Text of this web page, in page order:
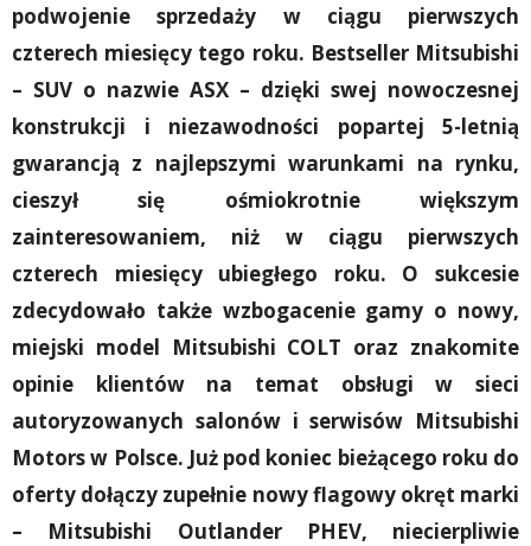
podwojenie sprzedaży w ciągu pierwszych
czterech miesięcy tego roku. Bestseller Mitsubishi
– SUV o nazwie ASX – dzięki swej nowoczesnej
konstrukcji i niezawodności popartej 5-letnią
gwarancją z najlepszymi warunkami na rynku,
cieszył się ośmiokrotnie większym
zainteresowaniem, niż w ciągu pierwszych
czterech miesięcy ubiegłego roku. O sukcesie
zdecydowało także wzbogacenie gamy o nowy,
miejski model Mitsubishi COLT oraz znakomite
opinie klientów na temat obsługi w sieci
autoryzowanych salonów i serwisów Mitsubishi
Motors w Polsce. Już pod koniec bieżącego roku do
oferty dołączy zupełnie nowy flagowy okręt marki
– Mitsubishi Outlander PHEV, niecierpliwie